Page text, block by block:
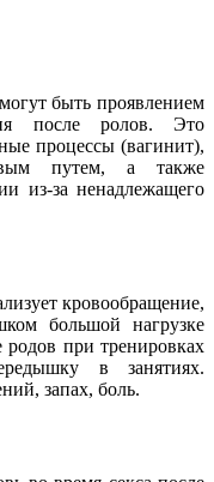
быть проявлением
после ролов. Это
процессы (вагинит),
путем, а также
из-за ненадлежащего
кровообращение,
большой нагрузке
родов при тренировках
в занятиях.
запах, боль.